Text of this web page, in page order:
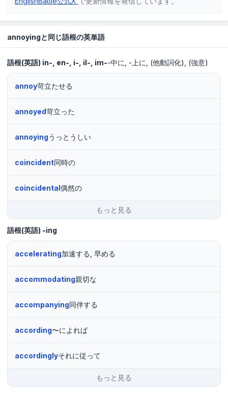
annoyingと同じ語根の英単語
語根(英語) in-, en-, i-, il-, im--中に -上に (他動詞化) (強意)
annoy苛立たせる
annoyed苛立った
annoyingうっとうしい
coincident同時の
coincidental偶然の
もっと見る
語根(英語) -ing
accelerating加速する, 早める
accommodating親切な
accompanying同伴する
according〜によれば
accordinglyそれに従って
もっと見る